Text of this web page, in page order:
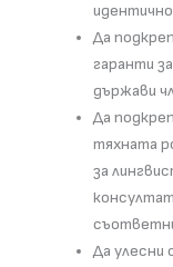
Да
гаранти
държави
Да
тяхната
за
Да улесни